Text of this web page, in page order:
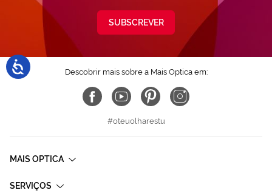
SUBSCREVER
Descobrir mais sobre a Mais Optica em:
#oteuolharestu
MAIS OPTICA
SERVIÇOS